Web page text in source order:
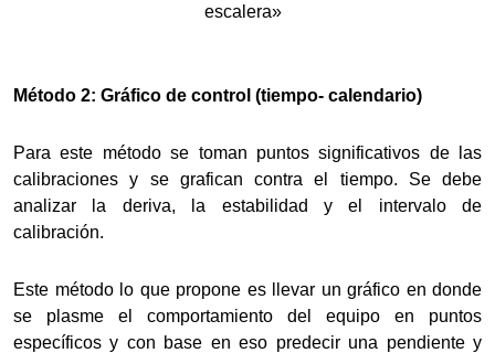
escalera»
Método 2: Gráfico de control (tiempo- calendario)
Para este método se toman puntos significativos de las
calibraciones y se grafican contra el tiempo. Se debe
analizar la deriva, la estabilidad y el intervalo de
calibración.
Este método lo que propone es llevar un gráfico en donde
se plasme el comportamiento del equipo en puntos
específicos y con base en eso predecir una pendiente y